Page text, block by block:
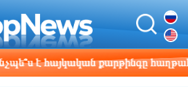
է հայկական քարթինգը